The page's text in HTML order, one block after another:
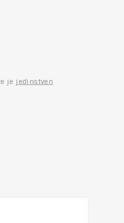
je jedinstven